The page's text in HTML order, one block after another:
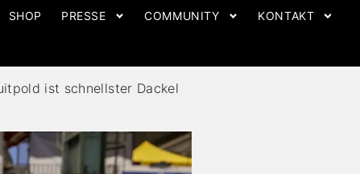
SHOP PRESSE COMMUNITY KONTAKT
ist schnellster Dackel